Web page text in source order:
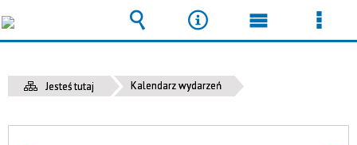
Jesteś tutaj Kalendarz wydarzeń
Wyszukiwarka
Narzędzia
Menu